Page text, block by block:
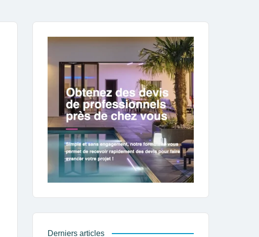
Derniers articles